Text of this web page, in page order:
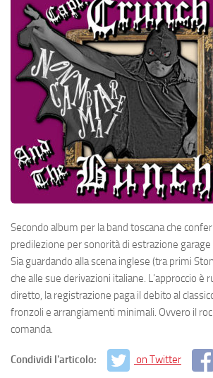
Secondo album per la band toscana che
predilezione per sonorità di estrazione garage
Sia guardando alla scena inglese (tra primi
che alle sue derivazioni italiane. L’approccio è
diretto, la registrazione paga il debito al
fronzoli e arrangiamenti minimali. Ovvero il
comanda.
Condividi l'articolo: on Twitter